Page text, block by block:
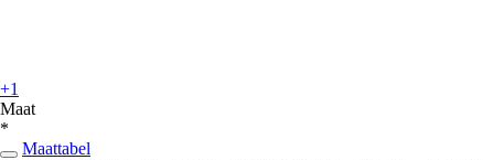
+1
Maat
*
Maattabel